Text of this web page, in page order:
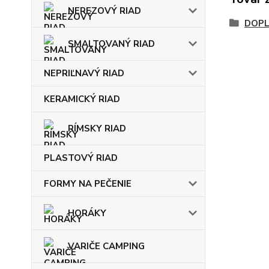
NEREZOVÝ RIAD
SMALTOVANÝ RIAD
NEPRIĽNAVÝ RIAD
KERAMICKÝ RIAD
RÍMSKY RIAD
PLASTOVÝ RIAD
FORMY NA PEČENIE
HORÁKY
VARIČE CAMPING